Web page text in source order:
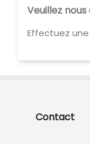
Veuillez
Effectuez
Contact